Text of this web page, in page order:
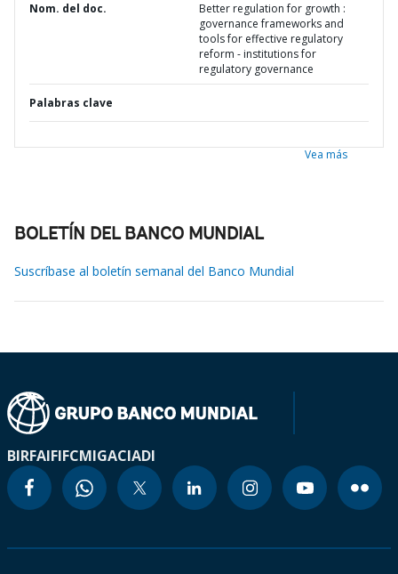
Nom. del doc.
Better regulation for growth :
governance frameworks and
tools for effective regulatory
reform - institutions for
regulatory governance
Palabras clave
Vea más
BOLETÍN DEL BANCO MUNDIAL
Suscríbase al boletín semanal del Banco Mundial
BIRFAIFIFCMIGACIADI